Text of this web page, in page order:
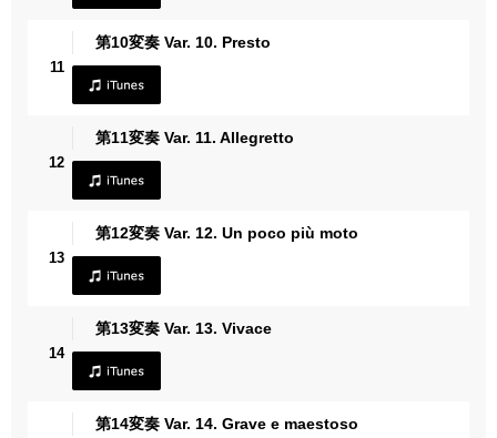
11
第10変奏 Var. 10. Presto
12
第11変奏 Var. 11. Allegretto
13
第12変奏 Var. 12. Un poco più moto
14
第13変奏 Var. 13. Vivace
第14変奏 Var. 14. Grave e maestoso